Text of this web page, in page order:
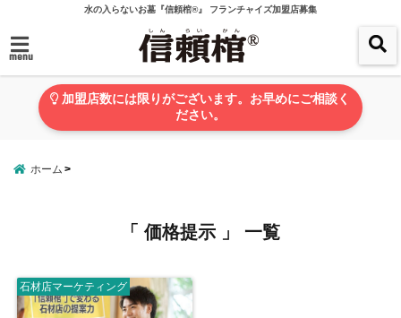
水の入らないお墓『信頼棺®』 フランチャイズ加盟店募集
menu
加盟店数には限りがございます。お早めにご相談く
ださい。
ホーム
「 価格提示 」 一覧
石材店マーケティング